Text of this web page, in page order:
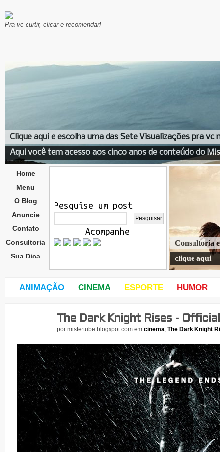
Pra vc curtir, clicar e recomendar!
Clique aqui e escolha uma das Sete Visualizações pra vc
Aqui você tem acesso aos cinco anos de conteúdo do
Home
Menu
O Blog
Anuncie
Contato
Consultoria
Sua Dica
Pesquise um post
Acompanhe
Consultoria
clique aqui
ANIMAÇÃO CINEMA ESPORTE HUMOR
,
1
The Dark Knight Rises -
por mistertube.blogspot.com em cinema, The Dark Knight